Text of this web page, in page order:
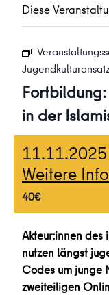
Diese
in der
Weitere
40€
Akteur:innen des
nutzen längst
Codes um junge
zweiteiligen